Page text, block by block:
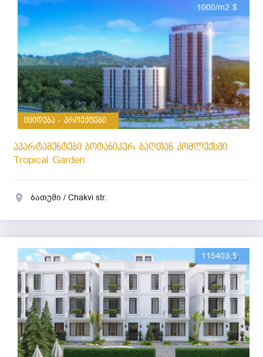
1000/m2 $
იყიდება - პროექტები
აპარტამენტები ბოტანიკურ ბაღთან კომლექსში
Tropical Garden
ბათუმი / Chakvi str.
115403 $